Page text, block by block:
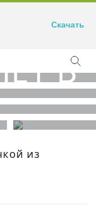
из
Скачать